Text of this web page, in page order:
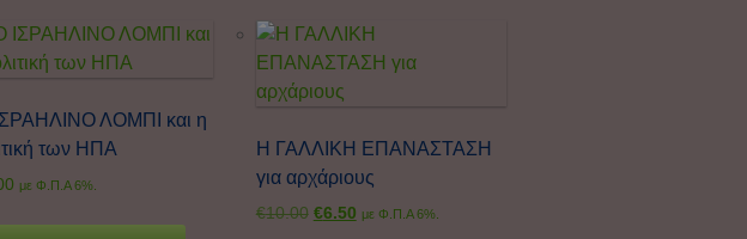
ΛΟΜΠΙ και η
των ΗΠΑ
με Φ.Π.Α 6%.
Η ΓΑΛΛΙΚΗ ΕΠΑΝΑΣΤΑΣΗ
για αρχάριους
€10.00 €6.50 με Φ.Π.Α 6%.